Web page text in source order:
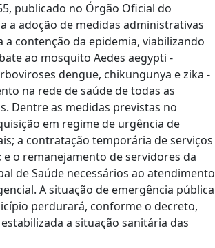
publicado no Órgão Oficial do
a adoção de medidas administrativas
a contenção da epidemia, viabilizando
ao mosquito Aedes aegypti -
dengue, chikungunya e zika -
na rede de saúde de todas as
Dentre as medidas previstas no
em regime de urgência de
a contratação temporária de serviços
o remanejamento de servidores da
de Saúde necessários ao atendimento
A situação de emergência pública
perdurará, conforme o decreto,
a situação sanitária das